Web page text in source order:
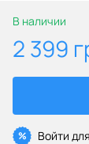
В наличии
2 399
% Войти